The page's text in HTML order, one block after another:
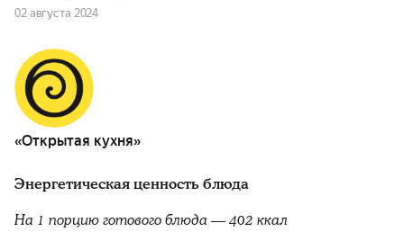
02 августа 2024
«Открытая кухня»
Энергетическая ценность блюда
На 1 порцию готового блюда — 402 ккал